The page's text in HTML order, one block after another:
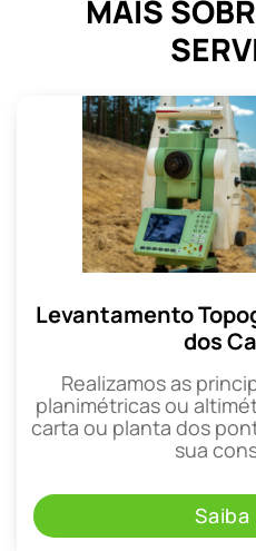
MAIS
Levantamento
dos
Realizamos as
planimétricas ou
carta ou planta dos
sua
Saiba